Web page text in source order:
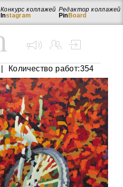
Редактор коллажей
Pin Board
Конкурс коллажей
Instagram
Количество работ:354